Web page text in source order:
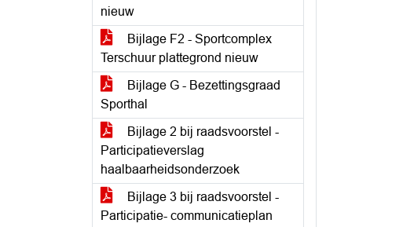
nieuw
Bijlage F2 - Sportcomplex
Terschuur plattegrond nieuw
Bijlage G - Bezettingsgraad
Sporthal
Bijlage 2 bij raadsvoorstel -
Participatieverslag
haalbaarheidsonderzoek
Bijlage 3 bij raadsvoorstel -
Participatie- communicatieplan